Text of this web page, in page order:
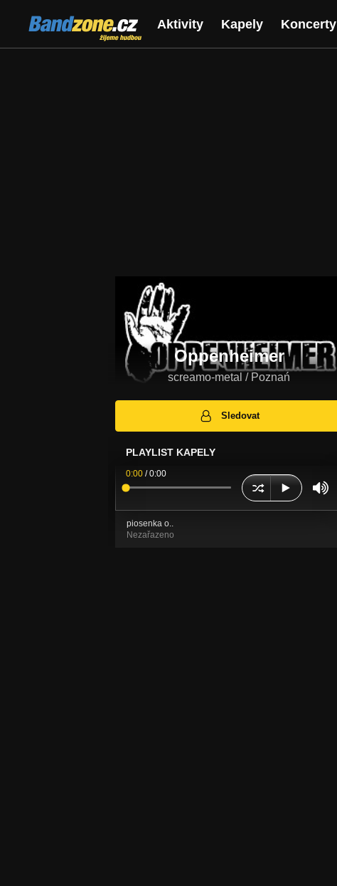
Bandzone.cz
žijeme hudbou
Aktivity Kapely Koncerty
Oppenheimer
screamo-metal / Poznań
Sledovat
PLAYLIST KAPELY
0:00 /0:00
piosenka o..
Nezařazeno